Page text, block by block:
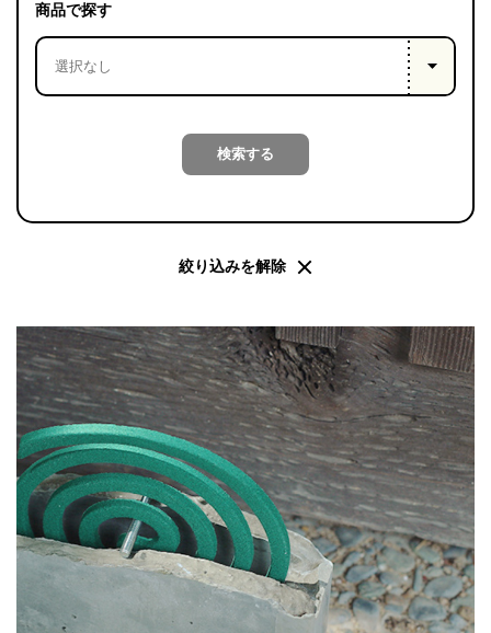
LIFE
LABEL
はい
会社概
要
企業の
方へ
お問い
合わせ
プライ
バシー
ポリシ
ー
採用情
報
商品で探す
検索する
絞り込みを解除